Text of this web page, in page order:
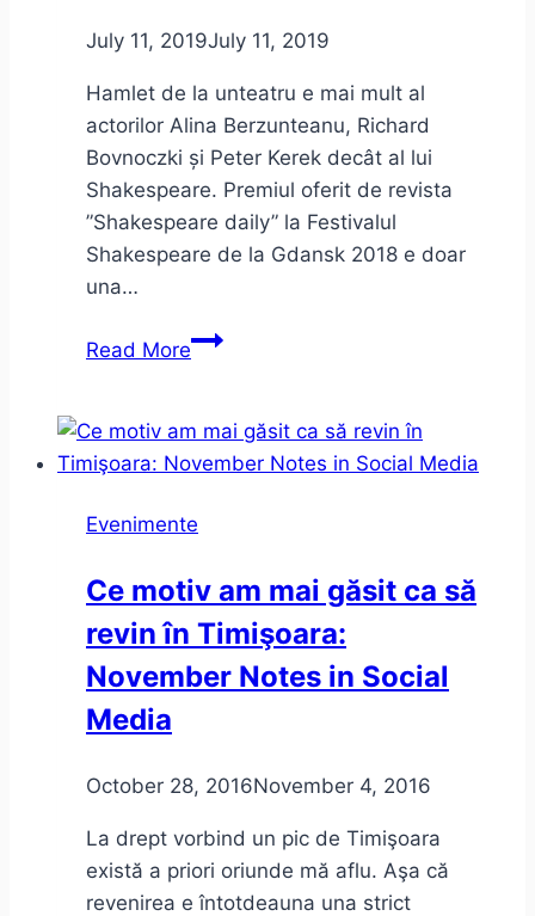
impresii
concert
July 11, 2019July 11, 2019
Hamlet de la unteatru e mai mult al
actorilor Alina Berzunteanu, Richard
Bovnoczki și Peter Kerek decât al lui
Shakespeare. Premiul oferit de revista
”Shakespeare daily” la Festivalul
Shakespeare de la Gdansk 2018 e doar
una…
Read MoreHamlet
–
despre
în
Evenimente
Ce motiv am mai găsit ca să
revin în Timişoara:
November Notes in Social
Media
October 28, 2016November 4, 2016
La drept vorbind un pic de Timişoara
există a priori oriunde mă aflu. Aşa că
revenirea e întotdeauna una strict